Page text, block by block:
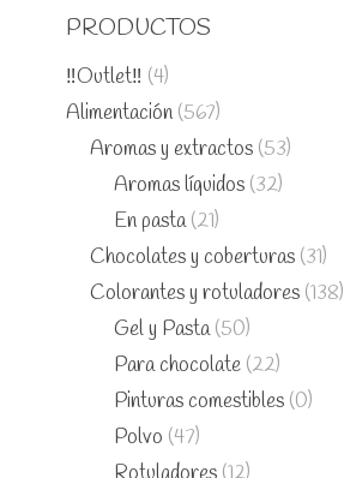
PRODUCTOS
‼️Outlet‼️ (4)
Alimentación (567)
Aromas y extractos (53)
Aromas líquidos (32)
En pasta (21)
Chocolates y coberturas (31)
Colorantes y rotuladores (138)
Gel y Pasta (50)
Para chocolate (22)
Pinturas comestibles (0)
Polvo (47)